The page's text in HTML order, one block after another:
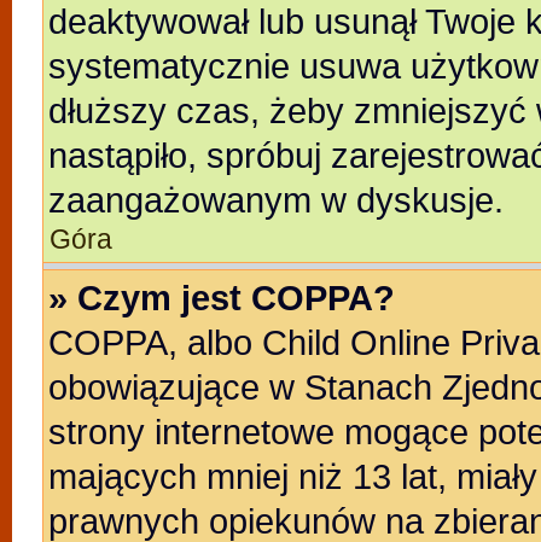
deaktywował lub usunął
systematycznie usuwa
dłuższy czas, żeby
nastąpiło, spróbuj
zaangażowanym w dyskusje.
Góra
» Czym jest COPPA?
COPPA, albo Child Online
obowiązujące w Stanach
strony internetowe mogące
mających mniej niż 13 lat,
prawnych opiekunów na